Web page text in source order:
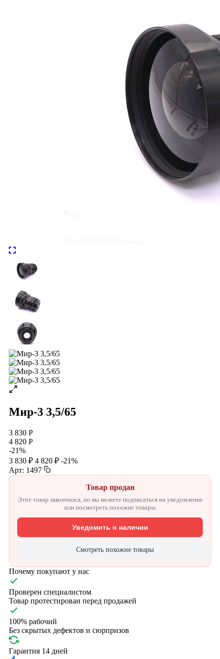
Мир-3 3,5/65
3 830 Р
4 820 Р
-21%
3 830 ₽ 4 820 ₽ -21%
Арт: 1497
Товар продан
Этот товар закончился, но вы можете подписаться на уведомление
или посмотреть похожие товары
Уведомить о наличии
Смотреть похожие товары
Почему покупают у нас
Проверен специалистом
Товар протестирован перед продажей
100% рабочий
Без скрытых дефектов и сюрпризов
Гарантия 14 дней